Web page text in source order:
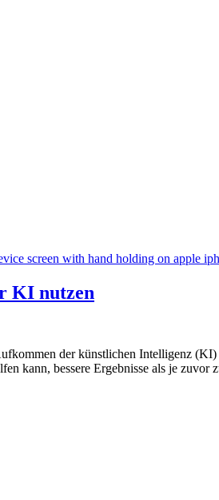
KI nutzen
der künstlichen Intelligenz
kann, bessere Ergebnisse als je